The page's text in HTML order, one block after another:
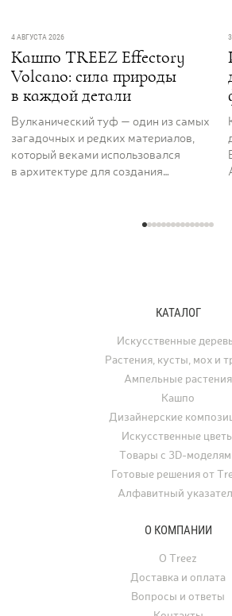
4 АВГУСТА 2026
Кашпо TREEZ Effectory
Volcano: сила природы
в каждой детали
Вулканический туф — один из самых
загадочных и редких материалов,
который веками использовался
в архитектуре для создания
фактурная поверхность как будто
туфа, превращая любую композицию
произведение искусства.
КАТАЛОГ
Искусственные
Растения, кусты, мох и
Ампельные растения
Кашпо
Дизайнерские
Искусственные
Товары с 3D-
Готовые решения от
Алфавитный
О КОМПАНИИ
О Treez
Доставка и оплата
Вопросы и ответы